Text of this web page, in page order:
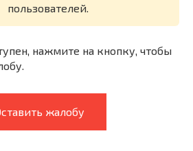
пользователей.
нажмите на кнопку, чтобы
жалобу